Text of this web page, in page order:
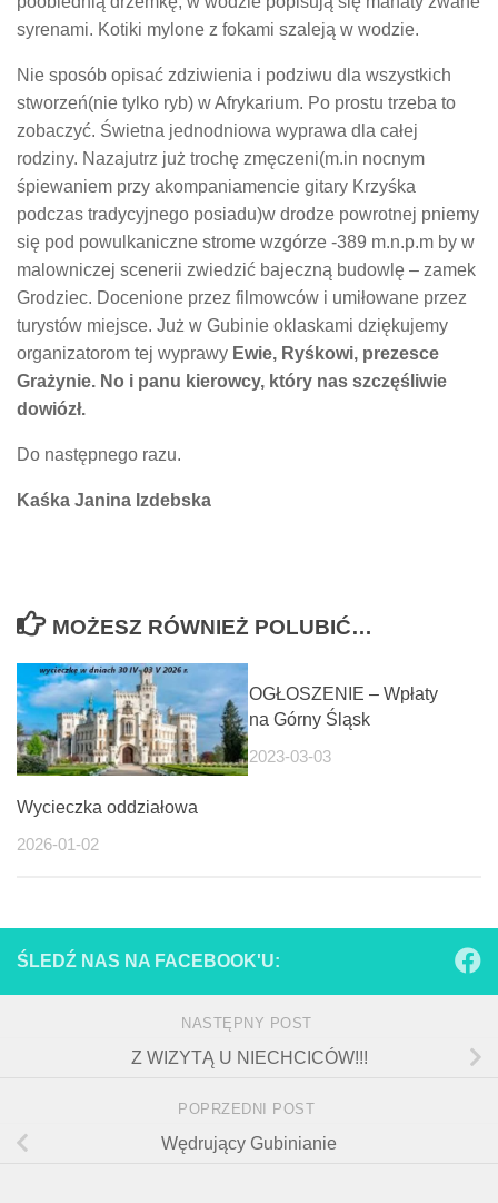
syrenami. Kotiki mylone z fokami szaleją w wodzie.
Nie sposób opisać zdziwienia i podziwu dla wszystkich
stworzeń(nie tylko ryb) w Afrykarium. Po prostu trzeba to
zobaczyć. Świetna jednodniowa wyprawa dla całej
rodziny. Nazajutrz już trochę zmęczeni(m.in nocnym
śpiewaniem przy akompaniamencie gitary Krzyśka
podczas tradycyjnego posiadu)w drodze powrotnej pniemy
się pod powulkaniczne strome wzgórze -389 m.n.p.m by w
malowniczej scenerii zwiedzić bajeczną budowlę – zamek
Grodziec. Docenione przez filmowców i umiłowane przez
turystów miejsce. Już w Gubinie oklaskami dziękujemy
organizatorom tej wyprawy Ewie, Ryśkowi, prezesce
Grażynie. No i panu kierowcy, który nas szczęśliwie
dowiózł.
Do następnego razu.
Kaśka Janina Izdebska
MOŻESZ RÓWNIEŻ POLUBIĆ…
Wycieczka oddziałowa
2026-01-02
OGŁOSZENIE – Wpłaty
na Górny Śląsk
2023-03-03
ŚLEDŹ NAS NA FACEBOOK'U:
NASTĘPNY POST
Z WIZYTĄ U NIECHCICÓW!!!
POPRZEDNI POST
Wędrujący Gubinianie